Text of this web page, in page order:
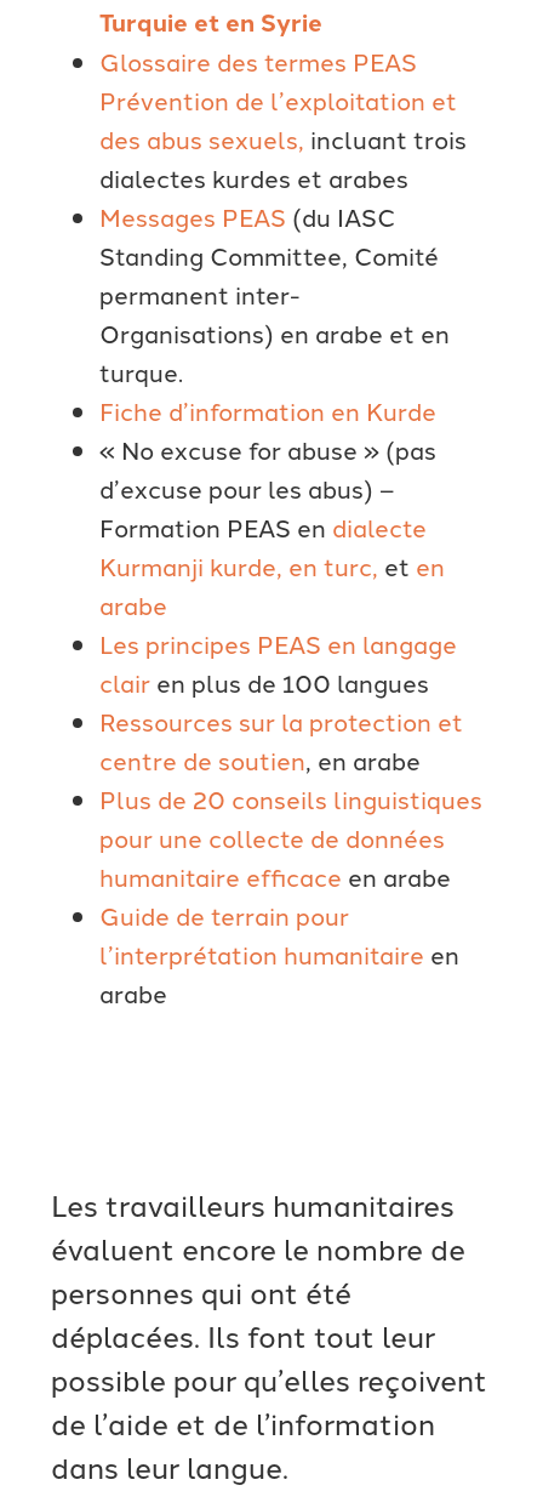
Turquie et en Syrie
Glossaire des termes PEAS
Prévention de l’exploitation et
des abus sexuels, incluant trois
dialectes kurdes et arabes
Messages PEAS (du IASC
Standing Committee, Comité
permanent inter-
Organisations) en arabe et en
turque.
Fiche d’information en Kurde
« No excuse for abuse » (pas
d’excuse pour les abus) –
Formation PEAS en dialecte
Kurmanji kurde, en turc, et en
arabe
Les principes PEAS en langage
clair en plus de 100 langues
Ressources sur la protection et
centre de soutien, en arabe
Plus de 20 conseils linguistiques
pour une collecte de données
humanitaire efficace en arabe
Guide de terrain pour
l’interprétation humanitaire en
arabe
Les travailleurs humanitaires
évaluent encore le nombre de
personnes qui ont été
déplacées. Ils font tout leur
possible pour qu’elles reçoivent
de l’aide et de l’information
dans leur langue.